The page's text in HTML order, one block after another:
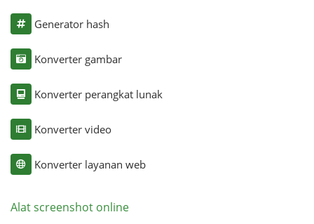
Generator hash
Konverter gambar
Konverter perangkat lunak
Konverter video
Konverter layanan web
Alat screenshot online